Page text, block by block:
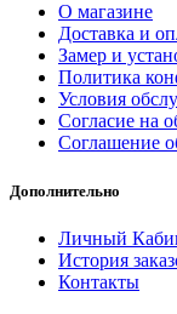
О магазине
Доставка и
Замер и
Политика
Условия
Согласие на
Соглашение
Дополнительно
Личный
История
Контакты